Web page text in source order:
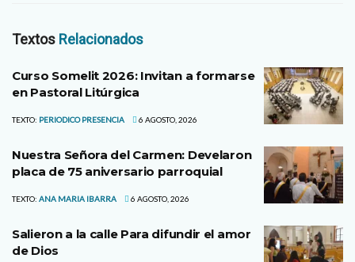
Textos Relacionados
Curso Somelit 2026: Invitan a formarse
en Pastoral Litúrgica
TEXTO: PERIODICO PRESENCIA 6 AGOSTO, 2026
Nuestra Señora del Carmen: Develaron
placa de 75 aniversario parroquial
TEXTO: ANA MARIA IBARRA 6 AGOSTO, 2026
Salieron a la calle Para difundir el amor
de Dios